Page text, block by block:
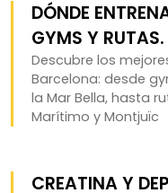
DÓNDE
GYMS Y RUTAS.
Descubre los
Barcelona: desde
la Mar Bella, hasta
Marítimo y Montjuïc
CREATINA Y